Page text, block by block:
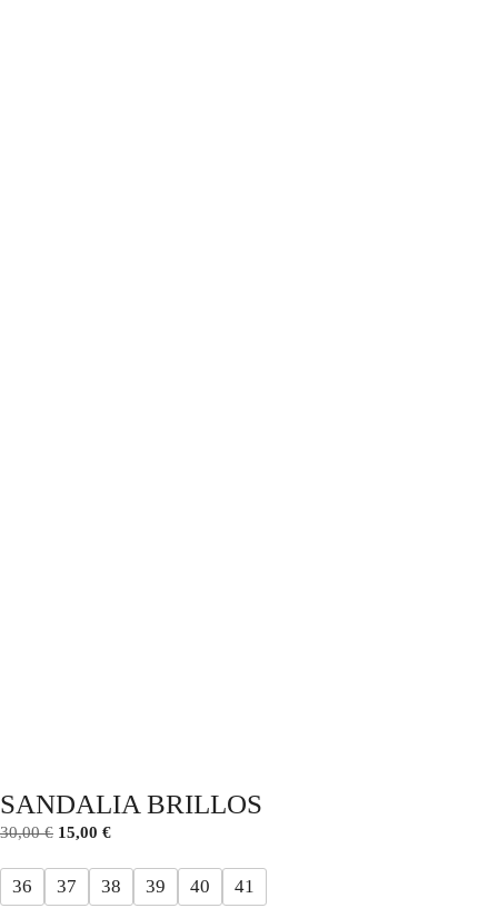
SANDALIA BRILLOS
30,00€ 15,00 €
36 37 38 39 40 41